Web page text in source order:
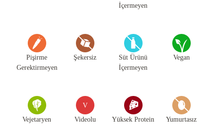
İçermeyen
Pişirme
Gerektirmeyen
Şekersiz
Süt Ürünü
İçermeyen
Vegan
Vejetaryen
V
Videolu Yüksek Protein Yumurtasız